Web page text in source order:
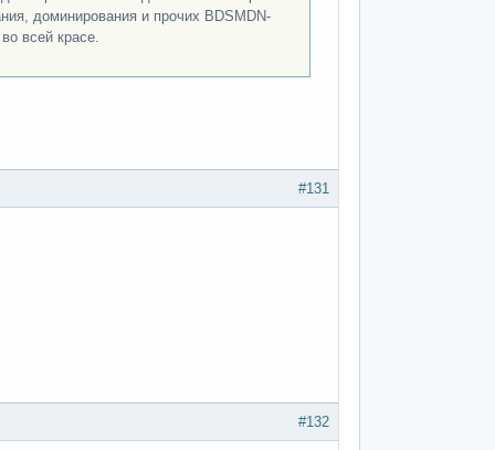
доминирования и прочих BDSMDN-
всей красе.
#131
#132